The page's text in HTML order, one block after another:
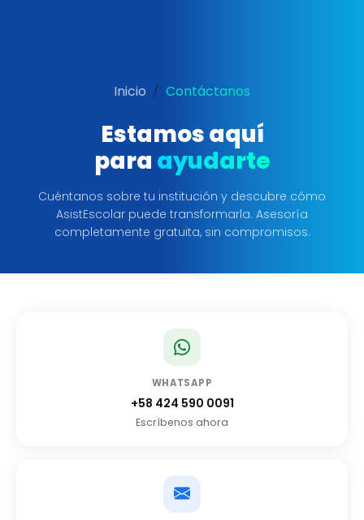
Inicio Contáctanos
Estamos aquí
para ayudarte
Cuéntanos sobre tu institución y descubre cómo
AsistEscolar puede transformarla. Asesoría
completamente gratuita, sin compromisos.
WHATSAPP
+58 424 590 0091
Escríbenos ahora